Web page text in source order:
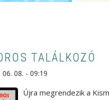
TALÁLKOZÓ
06. 08. - 09:19
Újra megrendezik a